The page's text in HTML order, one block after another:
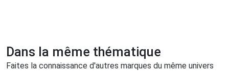
Dans la même thématique
Faites la connaissance d'autres marques du même univers